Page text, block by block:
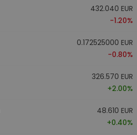
432.040 EUR
-1.20%
0.172525000 EUR
-0.80%
326.570 EUR
+2.00%
48.610 EUR
+0.40%